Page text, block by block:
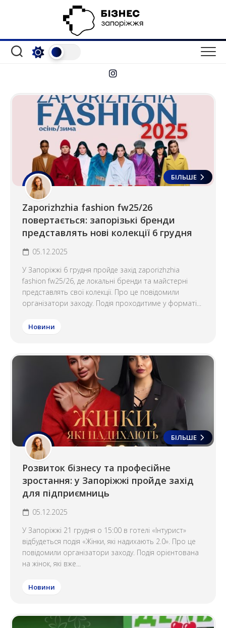
БІЛЬШЕ
Zaporizhzhia fashion fw25/26
повертається: запорізькі бренди
представлять нові колекції 6 грудня
05.12.2025
У Запоріжжі 6 грудня пройде захід zaporizhzhia
fashion fw25/26, де локальні бренди та майстерні
представлять свої колекції. Про це повідомили
організатори заходу. Подія проходитиме у форматі...
Новини
БІЛЬШЕ
Розвиток бізнесу та професійне
зростання: у Запоріжжі пройде захід
для підприємниць
05.12.2025
У Запоріжжі 21 грудня о 15:00 в готелі «Інтурист»
відбудеться подія «Жінки, які надихають 2.0». Про це
повідомили організатори заходу. Подія орієнтована
на жінок, які вже...
Новини